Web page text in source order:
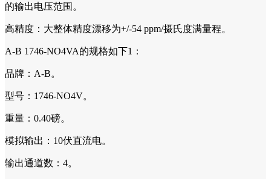
的输出电压范围。
高精度：大整体精度漂移为+/-54 ppm/摄氏度满量程。
A-B 1746-NO4VA的规格如下1：
品牌：A-B。
型号：1746-NO4V。
重量：0.40磅。
模拟输出：10伏直流电。
输出通道数：4。